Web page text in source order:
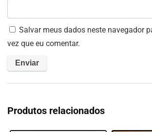
Salvar meus dados neste navegador
vez que eu comentar.
Produtos relacionados